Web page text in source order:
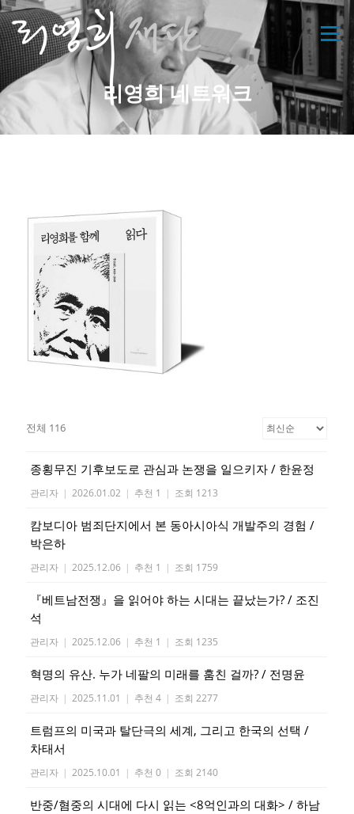
콘
텐
츠
로
바
로
가
기
메뉴
리영희 네트워크
전체 116
종횡무진 기후보도로 관심과 논쟁을 일으키자 / 한윤정
관리자 | 2026.01.02 | 추천 1 | 조회 1213
캄보디아 범죄단지에서 본 동아시아식 개발주의 경험 /
박은하
관리자 | 2025.12.06 | 추천 1 | 조회 1759
『베트남전쟁』을 읽어야 하는 시대는 끝났는가? / 조진
석
관리자 | 2025.12.06 | 추천 1 | 조회 1235
혁명의 유산. 누가 네팔의 미래를 훔친 걸까? / 전명윤
관리자 | 2025.11.01 | 추천 4 | 조회 2277
트럼프의 미국과 탈단극의 세계, 그리고 한국의 선택 /
차태서
관리자 | 2025.10.01 | 추천 0 | 조회 2140
반중/혐중의 시대에 다시 읽는 <8억인과의 대화> / 하남